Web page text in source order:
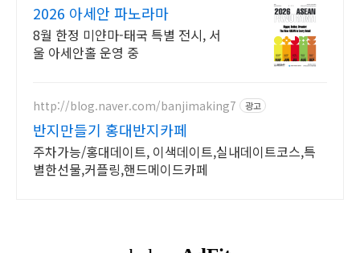
2026 아세안 파노라마
8월 한정 미얀마-태국 특별 전시, 서
울 아세안홀 운영 중
http://blog.naver.com/banjimaking7 광고
반지만들기 홍대반지카페
주차가능/홍대데이트, 이색데이트,실내데이트코스,특
별한선물,커플링,핸드메이드카페